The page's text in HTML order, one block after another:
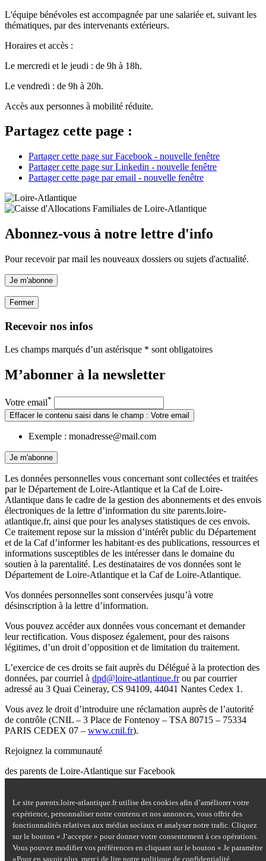
Le site parents.loire-atlantique.fr utilise des cookies afin d’améliorer votre
expérience, personnaliser notre contenu et nos annonces, vous offrir des
fonctionnalités relatives aux médias sociaux et analyser notre trafic. Cliquez
sur le bouton « J’accepte » pour donner votre consentement à ces opérations.
Vous pouvez modifier vos préférences en cliquant sur le bouton « Je paramètre
»Pour en savoir plus, merci de lire notre politique de confidentialité
L'équipe bénévoles est accompagnée par une salariée et, suivant les
thématiques, par des intervenants extérieurs.
Horaires et accès :
Le mercredi et le jeudi : de 9h à 18h.
Le vendredi : de 9h à 20h.
Accès aux personnes à mobilité réduite.
Partagez cette page :
Partager cette page sur Facebook - nouvelle fenêtre
Partager cette page sur Linkedin - nouvelle fenêtre
Partager cette page par email - nouvelle fenêtre
Abonnez-vous à notre lettre d'info
Pour recevoir par mail les nouveaux dossiers ou sujets d'actualité.
Je m'abonne
Fermer
Recevoir nos infos
Les champs marqués d’un astérisque * sont obligatoires
M’abonner à la newsletter
Votre email*
Effacer le contenu saisi dans le champ : Votre email
Exemple : monadresse@mail.com
Je m'abonne
Les données personnelles vous concernant sont collectées et traitées
par le Département de Loire-Atlantique et la Caf de Loire-
Atlantique dans le cadre de la gestion des abonnements et des envois
électroniques de la lettre d’information du site parents.loire-
atlantique.fr, ainsi que pour les analyses statistiques de ces envois.
Ce traitement repose sur la mission d’intérêt public du Département
et de la Caf d’informer les habitant·es des publications, ressources et
informations susceptibles de les intéresser dans le domaine du
soutien à la parentalité. Les destinataires de vos données sont le
Département de Loire-Atlantique et la Caf de Loire-Atlantique.
Vos données personnelles sont conservées jusqu’à votre
désinscription à la lettre d’information.
Vous pouvez accéder aux données vous concernant et demander
leur rectification. Vous disposez également, pour des raisons
légitimes, d’un droit d’opposition et de limitation du traitement.
L’exercice de ces droits se fait auprès du Délégué à la protection des
données, par courriel à dpd@loire-atlantique.frou par courrier
adressé au 3 Quai Ceineray, CS 94109, 44041 Nantes Cedex 1.
Vous avez le droit d’introduire une réclamation auprès de l’autorité
de contrôle (CNIL – 3 Place de Fontenoy – TSA 80715 – 75334
PARIS CEDEX 07 – www.cnil.fr).
Rejoignez la communauté
des parents de Loire-Atlantique sur Facebook
Nous contacter
Mentions légales
Plan du site
Accessibilité : partiellement conforme
Aide